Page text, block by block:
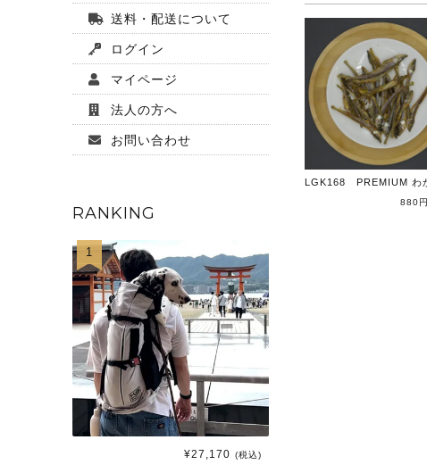
送料・配送について
ログイン
マイページ
法人の方へ
お問い合わせ
RANKING
1
¥27,170 (税込)
LGK168 PREMIUM わ
880